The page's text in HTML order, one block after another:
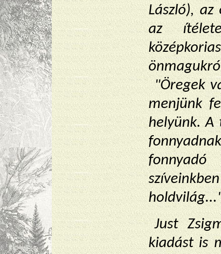
László),
az
"Öregek
menjünk
helyünk. A
Just
kiadást is